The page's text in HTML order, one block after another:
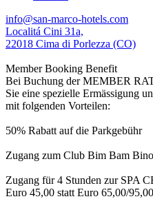
info@san-marco-hotels.com
Localitá Cini 31a,
22018 Cima di Porlezza (CO)
Member Booking Benefit
Bei Buchung der MEMBER
Sie eine spezielle Ermässigung
mit folgenden Vorteilen:
50% Rabatt auf die Parkgebühr
Zugang zum Club Bim Bam
Zugang für 4 Stunden zur SPA
Euro 45,00 statt Euro 65,00/95,00